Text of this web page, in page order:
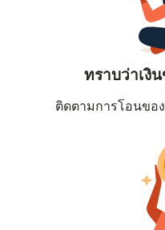
ทราบว่าเงิ
ติดตามการโอนขอ